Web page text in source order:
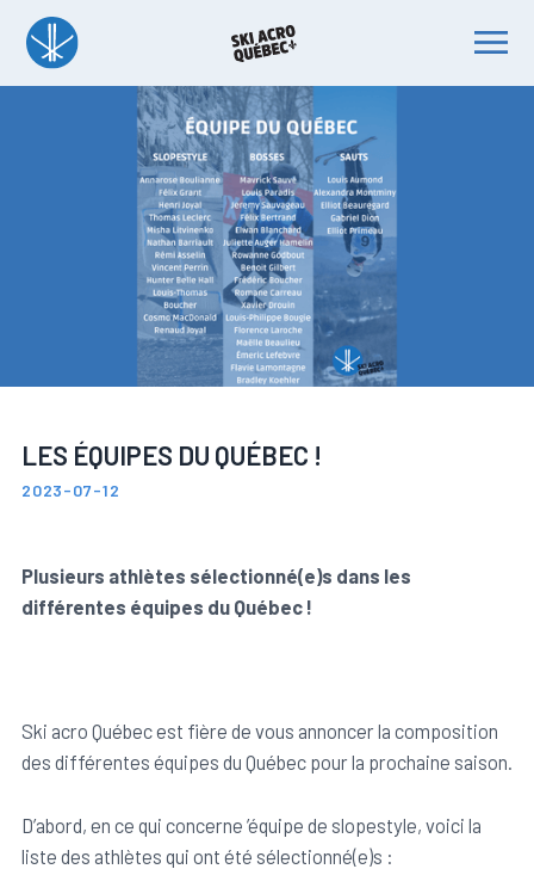
Devenir bénévole
Ski acro Québec
Conseil administratif
Inscriptions et Renouvellements
Avantages
Équipe Québec
Équipe de slopestyle du Québec
Ressources utiles
LES ÉQUIPES DU QUÉBEC !
2023-07-12
Plusieurs athlètes sélectionné(e)s dans les
différentes équipes du Québec !
Ski acro Québec est fière de vous annoncer la composition
des différentes équipes du Québec pour la prochaine saison.
D’abord, en ce qui concerne ’équipe de slopestyle, voici la
liste des athlètes qui ont été sélectionné(e)s :